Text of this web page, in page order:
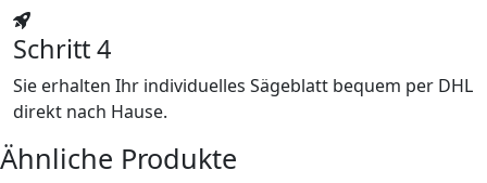
Schritt 4
Sie erhalten Ihr individuelles Sägeblatt bequem per DHL
direkt nach Hause.
Ähnliche Produkte